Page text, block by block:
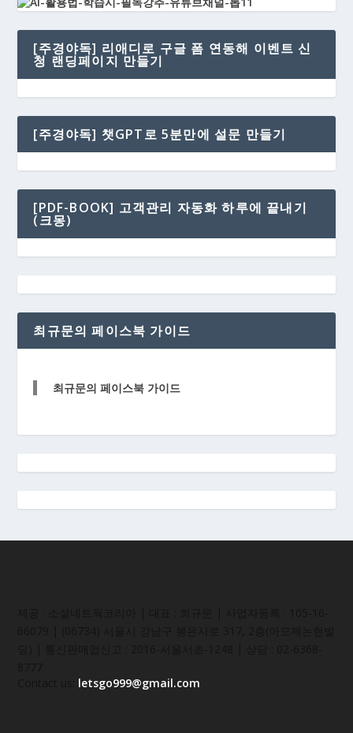
[주경야독] 리애디로 구글 폼 연동해 이벤트 신
청 랜딩페이지 만들기
[주경야독] 챗GPT로 5분만에 설문 만들기
[PDF-BOOK] 고객관리 자동화 하루에 끝내기
(크몽)
최규문의 페이스북 가이드
최규문의 페이스북 가이드
letsgo999@gmail.com